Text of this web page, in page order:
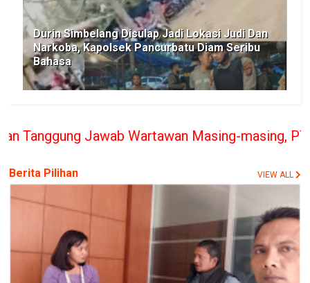
Durin Simbelang Disulap Jadi Lokasi Judi Dan
Narkoba, Kapolsek Pancurbatu Diam Seribu
Bahasa
Wartawan Masing-masing, PT. BERITA
Berita Pilihan VIEW ALL